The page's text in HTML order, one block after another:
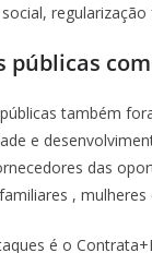
social, regularização
públicas
públicastambém
e
das
familiares , mulheres
é o